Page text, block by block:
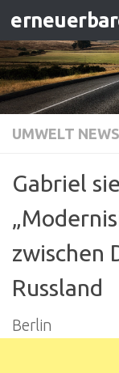
Zum Inhalt
UMWELT NEWS
Gabriel
zwischen
Russland
Berlin